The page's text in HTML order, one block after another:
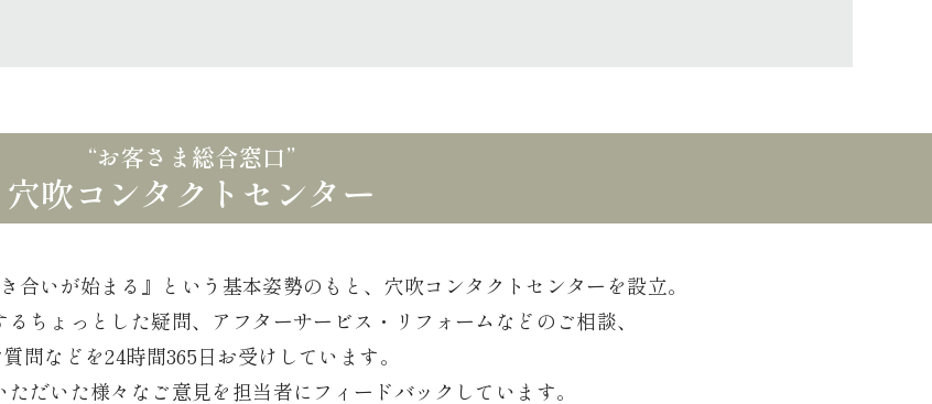
“お客さま総合窓口”
穴吹コンタクトセンター
合いが始まる』という基本姿勢のもと、穴吹コンタクトセンターを設立。
ちょっとした疑問、アフターサービス・リフォームなどのご相談、
質問などを24時間365日お受けしています。
だいた様々なご意見を担当者にフィードバックしています。